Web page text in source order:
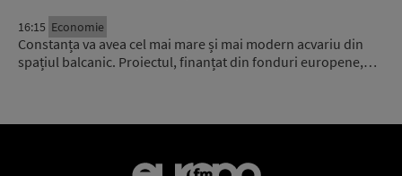
16:15 Economie
Constanța va avea cel mai mare și mai modern acvariu din
spațiul balcanic. Proiectul, finanțat din fonduri europene,…